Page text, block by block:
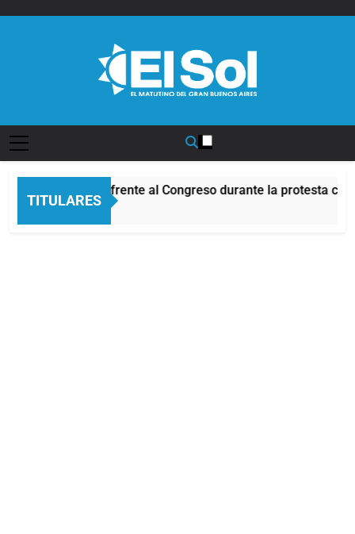
TITULARES
Incidentes frente al Congreso durante la protesta
4 Horas Atrás